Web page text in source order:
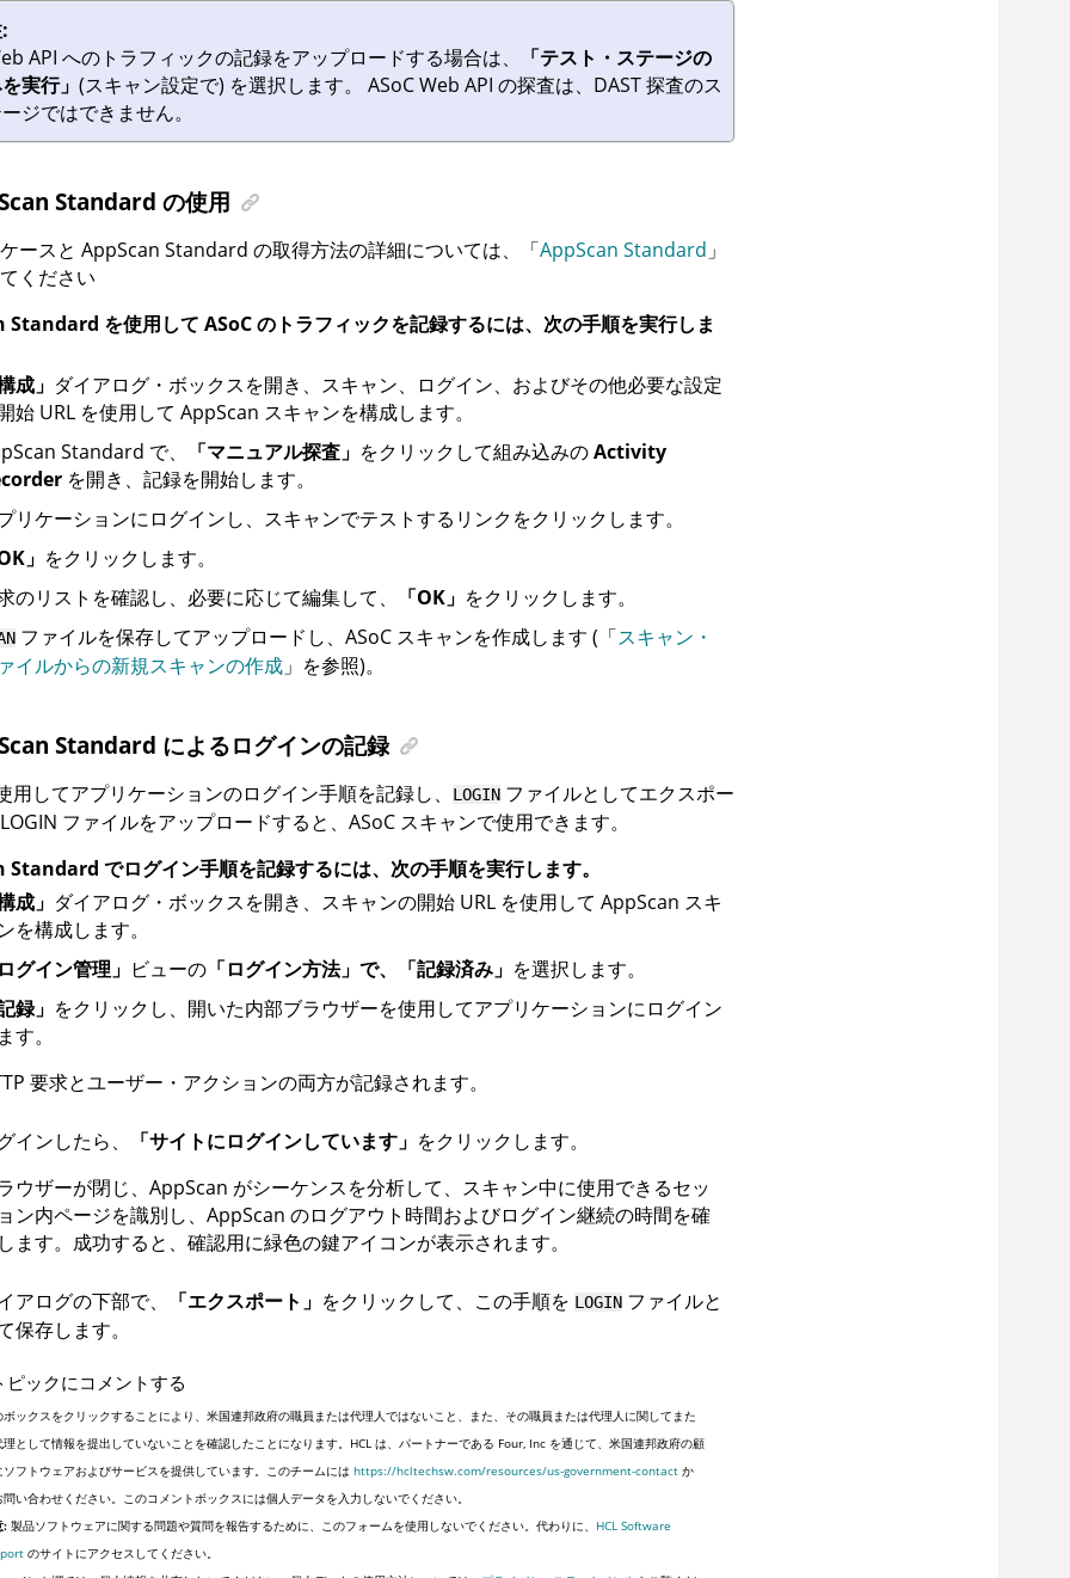
API へのトラフィックの記録をアップロードする場合は、
「テスト・ステージの
実行」 (スキャン設定で) を選択します。 ASoCWeb API の探査は、DAST 探査のス
ジではできません。
Standard の使用
ースと AppScan Standard の取得方法の詳細については、「AppScan Standard」
ください
Standard を使用して ASoCのトラフィックを記録するには、次の手順を実行しま
成」 ダイアログ・ボックスを開き、スキャン、ログイン、およびその他必要な設定
始 URL を使用して AppScan スキャンを構成します。
Standard で、 「マニュアル探査」 をクリックして組み込みのActivity
を開き、記録を開始します。
リケーションにログインし、スキャンでテストするリンクをクリックします。
」 をクリックします。
のリストを確認し、必要に応じて編集して、
「OK」 をクリックします。
ファイルを保存してアップロードし、 ASoCスキャンを作成します (「スキャン・
イルからの新規スキャンの作成」を参照)。
Standard によるログインの記録
用してアプリケーションのログイン手順を記録し、 LOGINファイルとしてエクスポー
ファイルをアップロードすると、 ASoCスキャンで使用できます。
Standard でログイン手順を記録するには、次の手順を実行します。
成」 ダイアログ・ボックスを開き、スキャンの開始 URL を使用して AppScan スキ
を構成します。
ログイン管理」 ビューの「ログイン方法」で、「記録済み」 を選択します。
録」 をクリックし、開いた内部ブラウザーを使用してアプリケーションにログイン
す。
要求とユーザー・アクションの両方が記録されます。
インしたら、 「サイトにログインしています」 をクリックします。
ウザーが閉じ、 AppScan がシーケンスを分析して、スキャン中に使用できるセッ
ン内ページを識別し、 AppScan のログアウト時間およびログイン継続の時間を確
ます。成功すると、確認用に緑色の鍵アイコンが表示されます。
アログの下部で、 「エクスポート」 をクリックして、この手順を LOGINファイルと
保存します。
ピックにコメントする
ボックスをクリックすることにより、米国連邦政府の職員または代理人ではないこと、また、その職員または代理人に関してまた
理として情報を提出していないことを確認したことになります。HCL は、パートナーである Four, Inc を通じて、米国連邦政府の顧
ソフトウェアおよびサービスを提供しています。このチームにはhttps://hcltechsw.com/resources/us-government-contact か
問い合わせください。このコメントボックスには個人データを入力しないでください。
: 製品ソフトウェアに関する問題や質問を報告するために、このフォームを使用しないでください。代わりに、 HCL Software
のサイトにアクセスしてください。